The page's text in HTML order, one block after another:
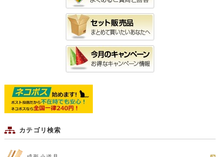
カテゴリ検索